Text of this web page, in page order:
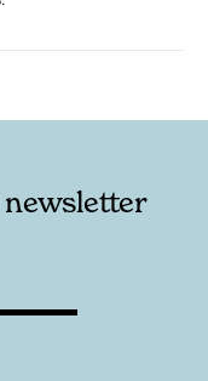
newsletter